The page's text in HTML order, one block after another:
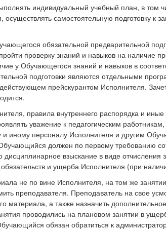
индивидуальный учебный план, в
самостоятельную подготовку к
обязательной предварительной
проверку знаний и навыков на наличие
у Обучающегося знаний и навыков в
подготовки являются отдельными
прейскурантом Исполнителя.
правила внутреннего распорядка и
уважение к педагогическим
иному персоналу Исполнителя и другим
должен по первому требованию
взыскание в виде
и ущерба Исполнителя (при
не по вине Исполнителя, на том же
преподавателя. Преподаватель на свое
материала, а также назначить
проводились на плановом занятии в
обязан обратиться к